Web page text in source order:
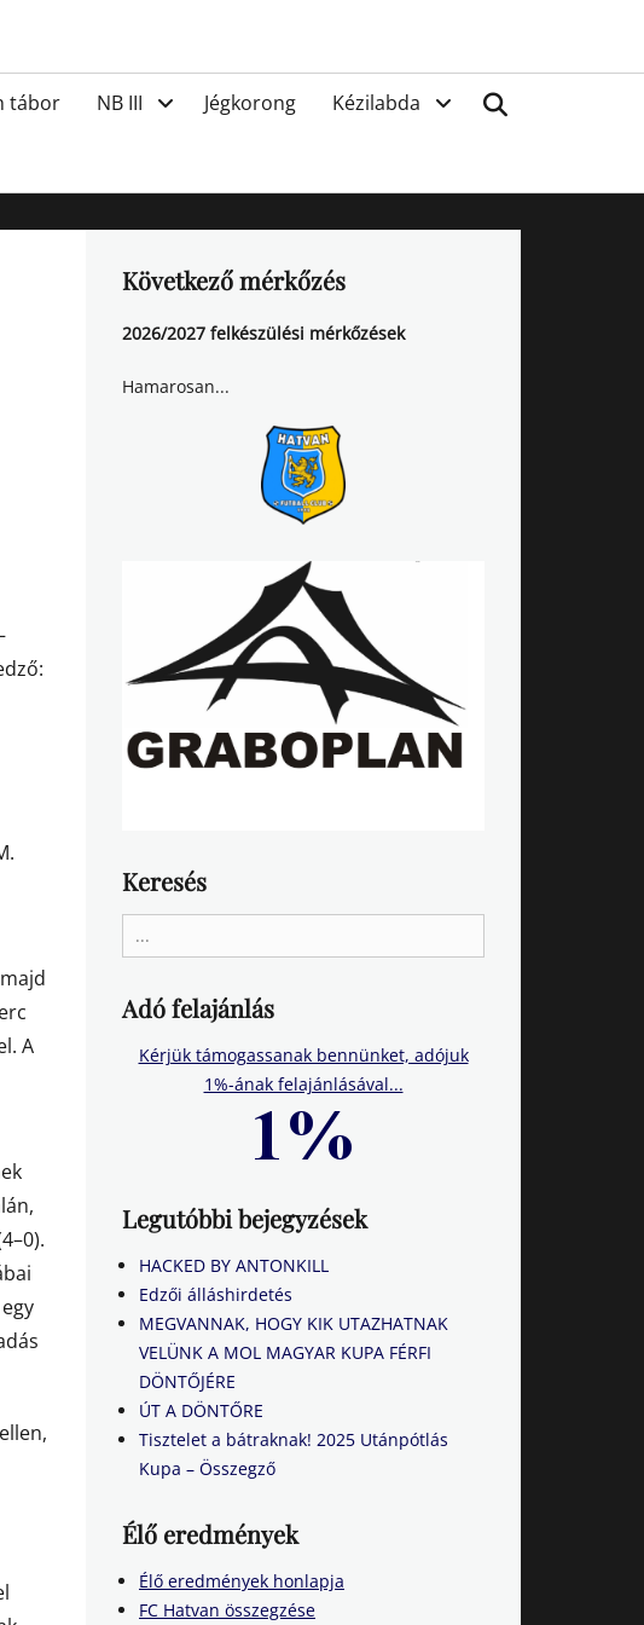
tábor NB III Jégkorong Kézilabda
A
Következő mérkőzés
2026/2027 felkészülési mérkőzések
Hamarosan...
Keresés
for:
Adó felajánlás
Kérjük támogassanak bennünket, adójuk
1%-ának felajánlásával...
Legutóbbi bejegyzések
HACKED BY ANTONKILL
Edzői álláshirdetés
MEGVANNAK, HOGY KIK UTAZHATNAK
VELÜNK A MOL MAGYAR KUPA FÉRFI
DÖNTŐJÉRE
ÚT A DÖNTŐRE
Tisztelet a bátraknak! 2025 Utánpótlás
Kupa – Összegző
Élő eredmények
Élő eredmények honlapja
FC Hatvan összegzése